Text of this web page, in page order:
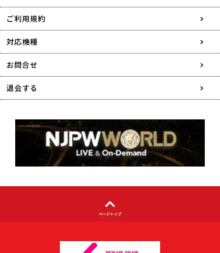
会社情報
採用情報
協賛・広告媒体のご案内
特定商取引に関する表記
著作権について
利用者情報の外部送信について
ご利用規約
対応機種
お問合せ
退会する